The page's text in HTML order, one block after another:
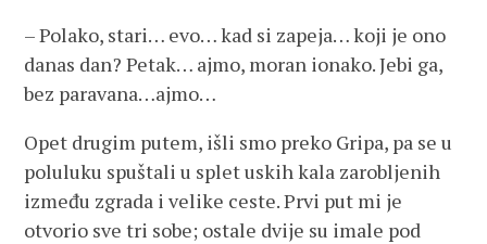
– Polako, stari… evo… kad si zapeja… koji je ono
danas dan? Petak… ajmo, moran ionako. Jebi ga,
bez paravana…ajmo…
Opet drugim putem, išli smo preko Gripa, pa se u
poluluku spuštali u splet uskih kala zarobljenih
između zgrada i velike ceste. Prvi put mi je
otvorio sve tri sobe; ostale dvije su imale pod